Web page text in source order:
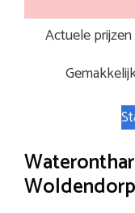
Actuele
Woldendorp